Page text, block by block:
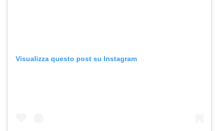
Visualizza questo post su Instagram